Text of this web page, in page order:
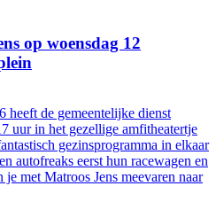
op woensdag 12
heeft de gemeentelijke dienst
uur in het gezellige amfitheatertje
gezinsprogramma in elkaar
autofreaks eerst hun racewagen en
met Matroos Jens meevaren naar